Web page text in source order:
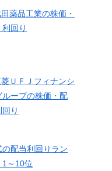
薬品工業の株価・
回り
ＵＦＪフィナンシ
ループの株価・配
り
の配当利回りラン
～10位